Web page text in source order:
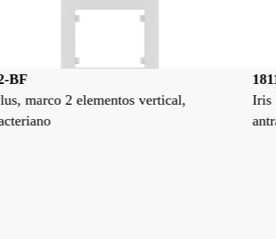
Iris Plus, marco 2 elementos vertical,